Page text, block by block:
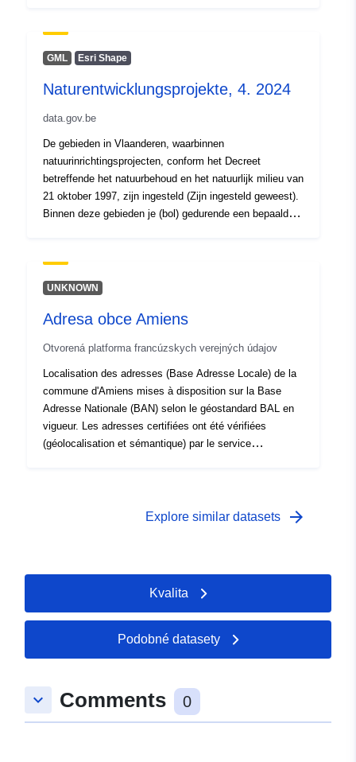
GML Esri Shape
Naturentwicklungsprojekte, 4. 2024
data.gov.be
De gebieden in Vlaanderen, waarbinnen
natuurinrichtingsprojecten, conform het Decreet
betreffende het natuurbehoud en het natuurlijk milieu van
21 oktober 1997, zijn ingesteld (Zijn ingesteld geweest).
Binnen deze gebieden je (bol) gedurende een bepaalde
UNKNOWN
Adresa obce Amiens
Otvorená platforma francúzskych verejných údajov
Localisation des adresses (Base Adresse Locale) de la
commune d'Amiens mises à disposition sur la Base
Adresse Nationale (BAN) selon le géostandard BAL en
vigueur. Les adresses certifiées ont été vérifiées
(géolocalisation et sémantique) par le service
Explore similar datasets arrow_forward
Kvalita
Podobné datasety
keyboard_arrow_down Comments 0